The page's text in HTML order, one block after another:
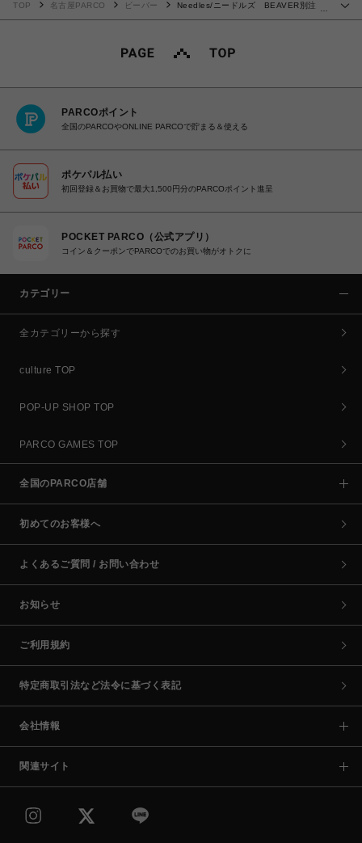
…
TOP 名古屋PARCO ビーバー
Needles/ニードルズ BEAVER別注
PARCOポイント
全国のPARCOやONLINE PARCOで貯まる＆使える
ポケパル払い
初回登録＆お買物で最大1,500円分のPARCOポイント進呈
POCKET PARCO（公式アプリ）
コイン＆クーポンでPARCOでのお買い物がオトクに
カテゴリー
全カテゴリーから探す
culture TOP
POP-UP SHOP TOP
PARCO GAMES TOP
全国のPARCO店舗
初めてのお客様へ
よくあるご質問 / お問い合わせ
お知らせ
ご利用規約
特定商取引法など法令に基づく表記
会社情報
関連サイト